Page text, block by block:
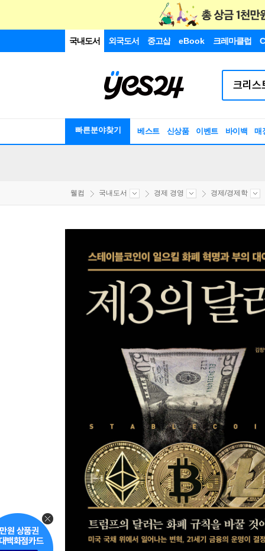
국내도서 외국도서 중고샵 eBook 크레마클럽
빠른분야찾기 베스트 신상품 이벤트 바이백 매
웰컴 국내도서 경제 경영 경제/경제학